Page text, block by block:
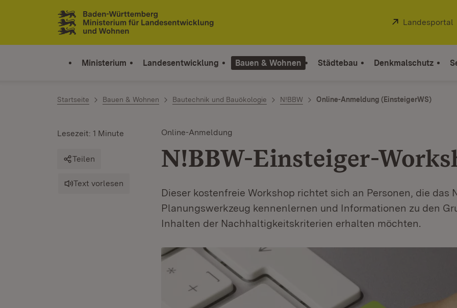
Zum Inhalt springen
Link zur Startseite
Extern:
Landesportal
Ministerium Landesentwicklung Bauen & Wohnen Städtebau Denkmalschutz
Startseite Bauen & Wohnen Bautechnik und Bauökologie N!BBW Online-Anmeldung (EinsteigerWS)
Online-Anmeldung
N!BBW-Einsteiger-
Dieser kostenfreie Workshop richtet sich an Personen, die das
Planungswerkzeug kennenlernen und Informationen zu den
Inhalten der Nachhaltigkeitskriterien erhalten möchten.
Lesezeit: 1 Minute
Teilen
Text vorlesen